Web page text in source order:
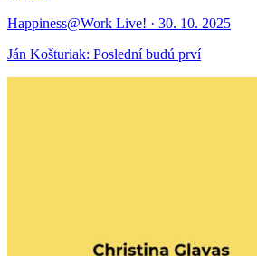
Happiness@Work Live! · 30. 10. 2025
Ján Košturiak: Poslední budú prví